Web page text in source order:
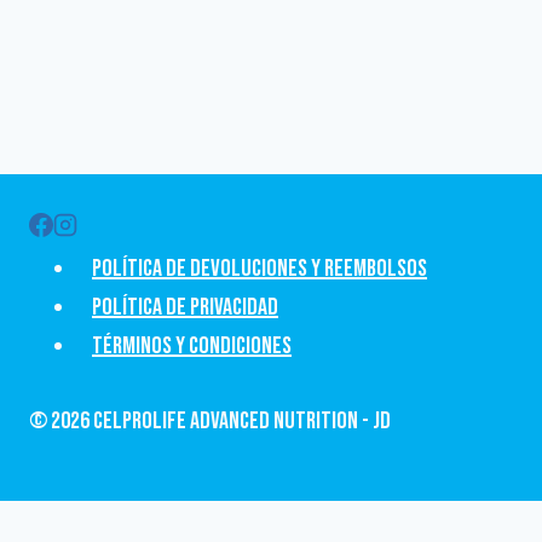
Política de devoluciones y Reembolsos
Política de privacidad
Términos y condiciones
© 2026 CelProLife Advanced Nutrition - JD